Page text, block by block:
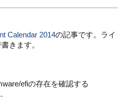
Calendar 2014の記事です。ライ
きます。
efiの存在を確認する